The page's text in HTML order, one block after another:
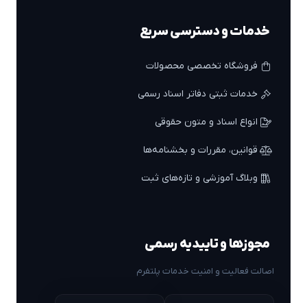
خدمات و دسترسی سریع
فروشگاه تخصصی محصولات
خدمات ثبتی دفاتر اسناد رسمی
انواع اسناد و متون حقوقی
قوانین، مقررات و بخشنامه‌ها
وبلاگ آموزشی و تازه‌های ثبت
مجوزها و تاییدیه رسمی
اصالت فعالیت و امنیت خدمات پلتفرم